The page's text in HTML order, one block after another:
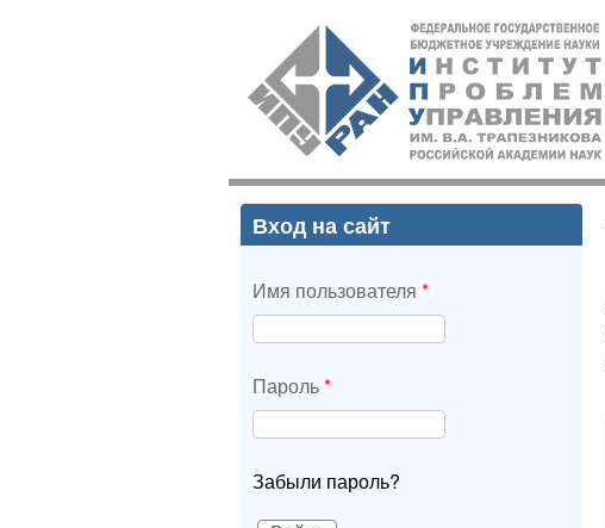
ИПУ
РАН
Вход на сайт
Имя пользователя *
Пароль*
Забыли пароль?